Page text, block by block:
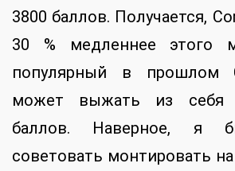
3800 баллов. Получается,
30 % медленнее этого
популярный в прошлом
может выжать из себя
баллов. Наверное, я
советовать монтировать